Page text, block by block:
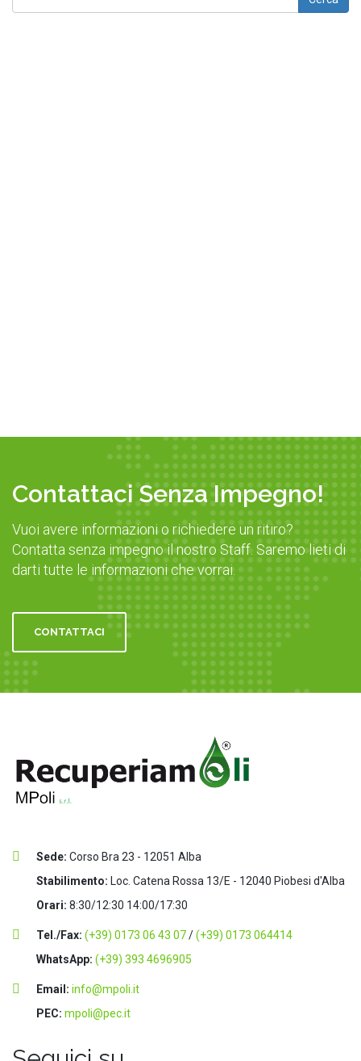
Contattaci Senza Impegno!
Vuoi avere informazioni o richiedere un ritiro?
Contatta senza impegno il nostro Staff. Saremo lieti di
darti tutte le informazioni che vorrai.
CONTATTACI
Sede: Corso Bra 23 - 12051 Alba
Stabilimento: Loc. Catena Rossa 13/E - 12040 Piobesi d'Alba
Orari: 8:30/12:30 14:00/17:30
Tel./Fax: (+39) 0173 06 43 07/(+39) 0173 064414
WhatsApp: (+39) 393 4696905
Email: info@mpoli.it
PEC: mpoli@pec.it